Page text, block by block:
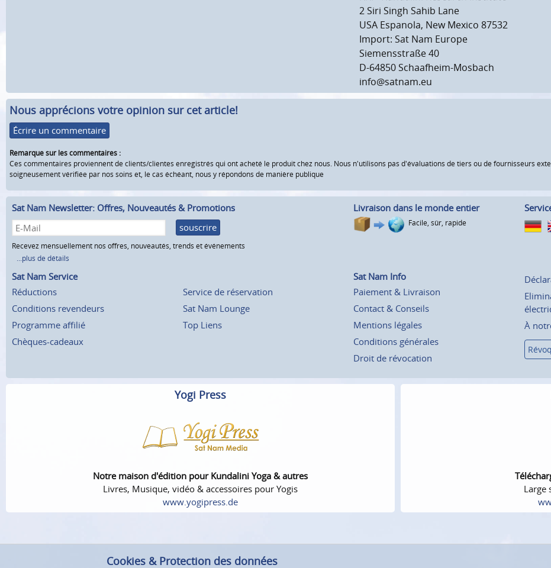
2 Siri Singh Sahib Lane
USA Espanola, New Mexico 87532
Import: Sat Nam Europe
Siemensstraße 40
D-64850 Schaafheim-Mosbach
info@satnam.eu
Nous apprécions votre opinion sur cet article!
Écrire un commentaire
Remarque sur les commentaires :
Ces commentaires proviennent de clients/clientes enregistrés qui ont acheté le produit chez nous. Nous n'utilisons pas d'évaluations de tiers ou de fournisseurs
soigneusement vérifiée par nos soins et, le cas échéant, nous y répondons de manière publique
Sat Nam Newsletter: Offres, Nouveautés & Promotions
souscrire
Recevez mensuellement nos offres, nouveautés, trends et événements
...plus de détails
Livraison dans le monde entier
Facile, sûr, rapide
Sat Nam Service
Réductions
Conditions revendeurs
Programme affilié
Chèques-cadeaux
Service de réservation
Sat Nam Lounge
Top Liens
Sat Nam Info
Paiement & Livraison
Contact & Conseils
Mentions légales
Conditions générales
Droit de révocation
À
Yogi Press
Notre maison d'édition pour Kundalini Yoga & autres
Livres, Musique, vidéo & accessoires pour Yogis
www.yogipress.de
Large
Cookies & Protection des données